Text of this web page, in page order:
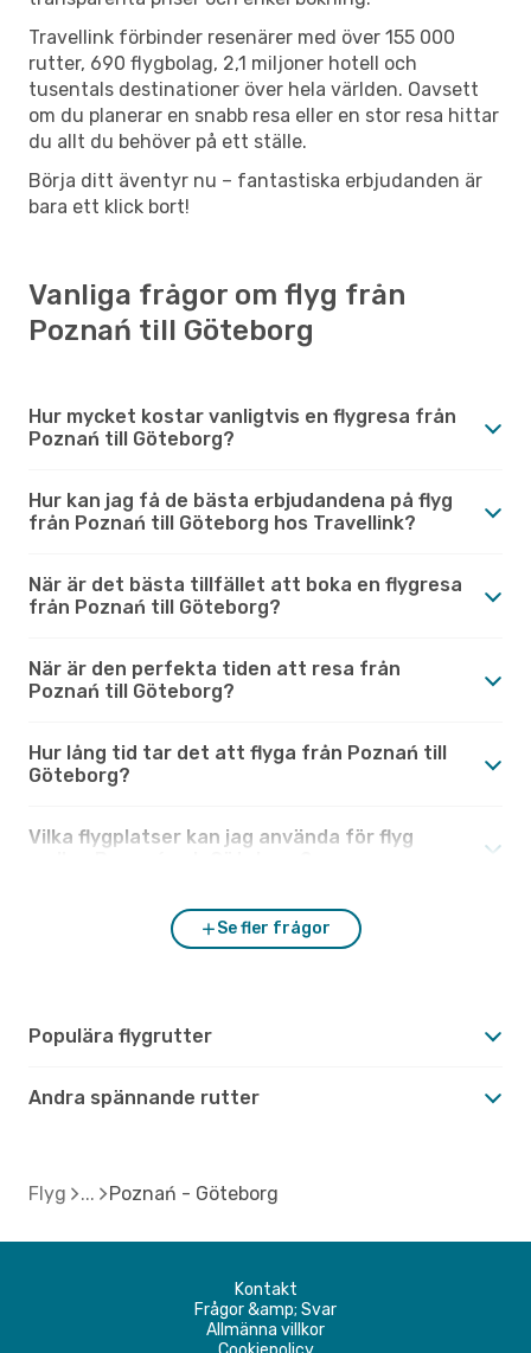
Travellink förbinder resenärer med över 155 000
rutter, 690 flygbolag, 2,1 miljoner hotell och
tusentals destinationer över hela världen. Oavsett
om du planerar en snabb resa eller en stor resa hittar
du allt du behöver på ett ställe.
Börja ditt äventyr nu – fantastiska erbjudanden är
bara ett klick bort!
Vanliga frågor om flyg från
Poznań till Göteborg
Hur mycket kostar vanligtvis en flygresa från
Poznań till Göteborg?
Hur kan jag få de bästa erbjudandena på flyg
från Poznań till Göteborg hos Travellink?
När är det bästa tillfället att boka en flygresa
från Poznań till Göteborg?
När är den perfekta tiden att resa från
Poznań till Göteborg?
Hur lång tid tar det att flyga från Poznań till
Göteborg?
Vilka flygplatser kan jag använda för flyg
Se fler frågor
Populära flygrutter
Andra spännande rutter
Flyg Poznań - Göteborg
Kontakt
Frågor &amp; Svar
Allmänna villkor